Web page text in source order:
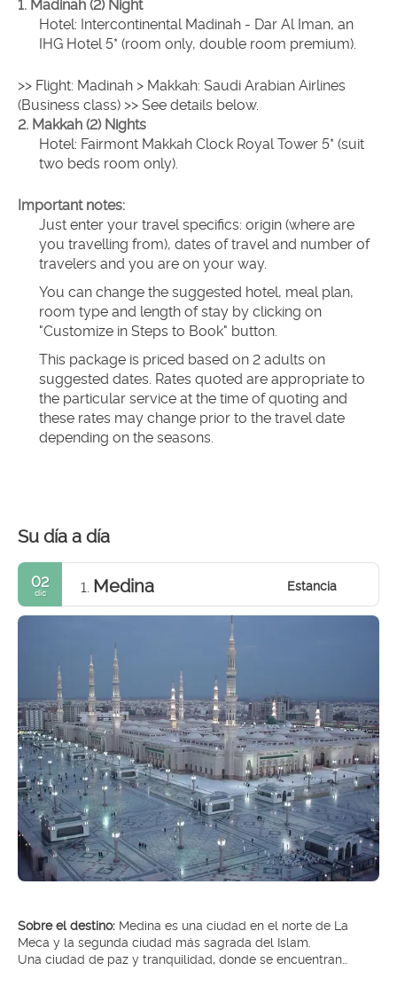
Hotel: Intercontinental Madinah - Dar Al Iman, an
IHG Hotel 5* (room only, double room premium).
>> Flight: Madinah > Makkah: Saudi Arabian Airlines
(Business class) >> See details below.
2. Makkah (2) Nights
Hotel: Fairmont Makkah Clock Royal Tower 5* (suit
two beds room only).
Important notes:
Just enter your travel specifics: origin (where are
you travelling from), dates of travel and number of
travelers and you are on your way.
You can change the suggested hotel, meal plan,
room type and length of stay by clicking on
"Customize in Steps to Book" button.
This package is priced based on 2 adults on
suggested dates. Rates quoted are appropriate to
the particular service at the time of quoting and
these rates may change prior to the travel date
depending on the seasons.
Su día a día
02
dic 1. Medina Estancia
Sobre el destino: Medina es una ciudad en el norte de La
Meca y la segunda ciudad más sagrada del Islam.
Una ciudad de paz y tranquilidad, donde se encuentran